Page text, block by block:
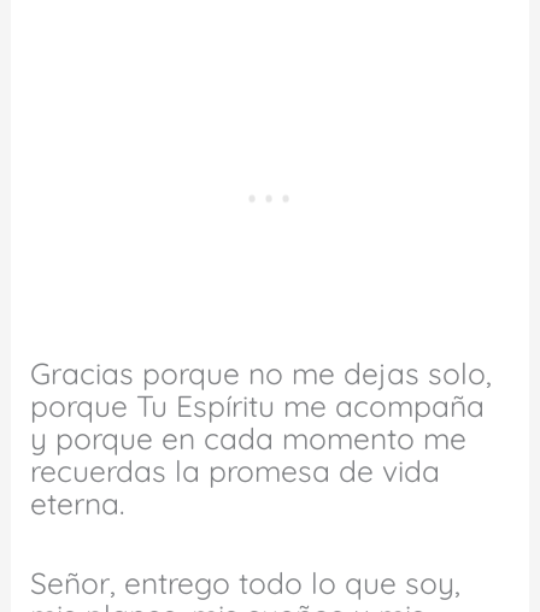
Gracias porque no me dejas solo,
porque Tu Espíritu me acompaña
y porque en cada momento me
recuerdas la promesa de vida
eterna.
Señor, entrego todo lo que soy,